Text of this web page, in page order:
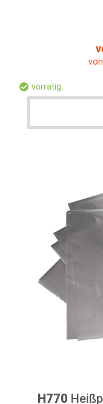
vorrätig
H770